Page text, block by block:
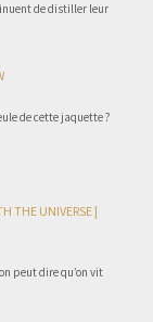
de distiller leur
de cette jaquette ?
THE UNIVERSE |
peut dire qu’on vit